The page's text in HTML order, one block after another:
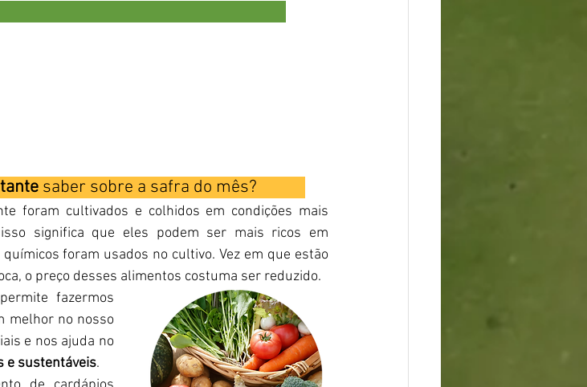
saber sobre a safra do mês?
significa que eles podem ser mais ricos em
foram usados no cultivo. Vez em que estão
o preço desses alimentos costuma ser reduzido.
melhor no nosso
e nos ajuda no
e sustentáveis.